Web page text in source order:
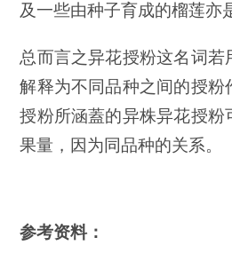
及一些由种子育成的榴莲亦
总而言之异花授粉这名词若
解释为不同品种之间的授粉
授粉所涵蓋的异株异花授粉
果量，因为同品种的关系。
参考资料：